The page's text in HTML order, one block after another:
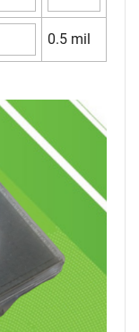
0.5 mil